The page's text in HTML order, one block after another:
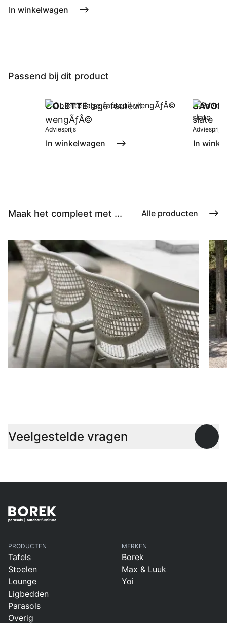
In winkelwagen
Passend bij dit product
COLETTElage fauteuil
wengÃƒÂ©
Adviesprijs
In winkelwagen
slate
Adviesprijs
In
Maak het compleet met ... Alle producten
Veelgestelde vragen
PRODUCTEN
Tafels
Stoelen
Lounge
Ligbedden
Parasols
Overig
MERKEN
Borek
Max & Luuk
Yoi